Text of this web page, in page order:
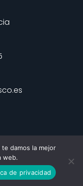
COCO GLOBAL
damos la mejor
web.
de privacidad